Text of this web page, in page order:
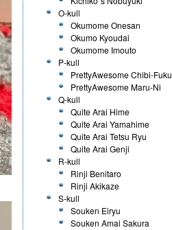
O-kull
Okumome Onesan
Okumo Kyoudai
Okumome Imouto
P-kull
PrettyAwesome Chibi-Fuku
PrettyAwesome Maru-Ni
Q-kull
Quite Arai Hime
Quite Arai Yamahime
Quite Arai Tetsu Ryu
Quite Arai Genji
R-kull
Rinji Benitaro
Rinji Akikaze
S-kull
Souken Eiryu
Souken Amai Sakura